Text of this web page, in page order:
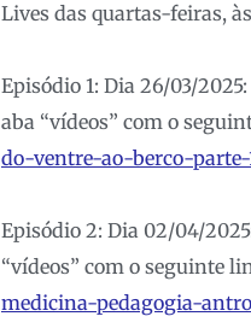
Lives das quartas-feiras,
Episódio 1: Dia 26/03/
aba “vídeos” com o
do-ventre-ao-berco-parte-
Episódio 2: Dia 02/04/
“vídeos” com o seguinte
medicina-pedagogia-